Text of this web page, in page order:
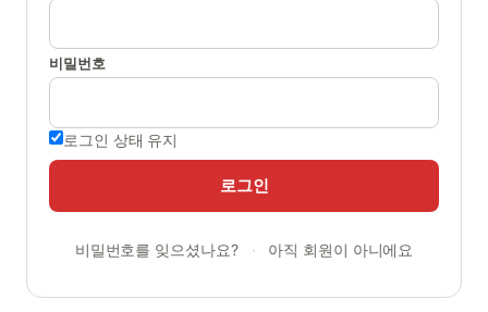
비밀번호
로그인 상태 유지
로그인
비밀번호를 잊으셨나요? · 아직 회원이 아니에요